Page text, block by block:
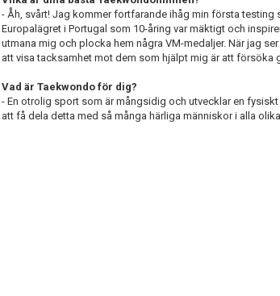
- Åh, svårt! Jag kommer fortfarande ihåg min första testing
Europalägret i Portugal som 10-åring var mäktigt och
utmana mig och plocka hem några VM-medaljer. När jag
att visa tacksamhet mot dem som hjälpt mig är att försöka
Vad är Taekwondo för dig?
- En otrolig sport som är mångsidig och utvecklar en
att få dela detta med så många härliga människor i alla